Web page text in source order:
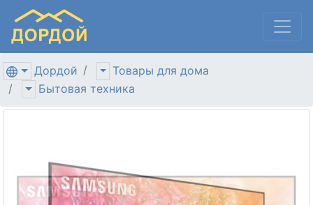
Дордой
Товары для дома
Бытовая техника